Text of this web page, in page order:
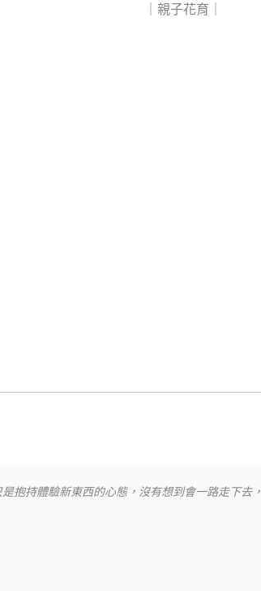
｜親子花育｜
抱持體驗新東西的心態，沒有想到會一路走下去，